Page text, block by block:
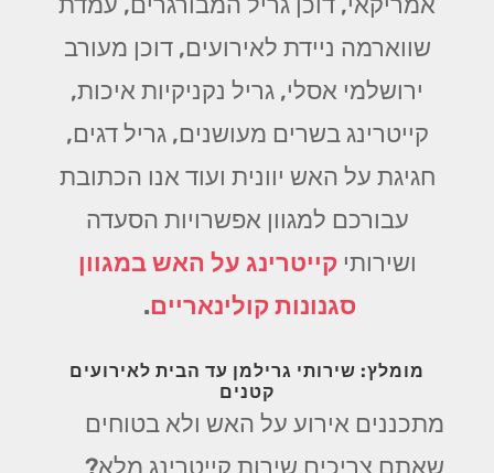
שווארמה ניידת לאירועים, דוכן מעורב
ירושלמי אסלי, גריל נקניקיות איכות,
קייטרינג בשרים מעושנים, גריל דגים,
חגיגת על האש יוונית ועוד אנו הכתובת
עבורכם למגוון אפשרויות הסעדה
ושירותיקייטרינג על האש במגוון
סגנונות קולינאריים.
מומלץ: שירותי גרילמן עד הבית לאירועים
קטנים
מתכננים אירוע על האש ולא בטוחים
שאתם צריכים שירות קייטרינג מלא?